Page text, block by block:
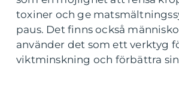
toxiner och ge
paus. Det finns också
använder det som ett verktyg
viktminskning och förbättra sin